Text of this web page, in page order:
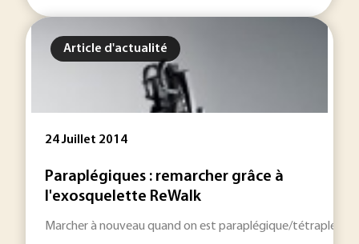
Article d'actualité
24 Juillet 2014
Paraplégiques : remarcher grâce à
l'exosquelette ReWalk
Marcher à nouveau quand on est paraplégique/